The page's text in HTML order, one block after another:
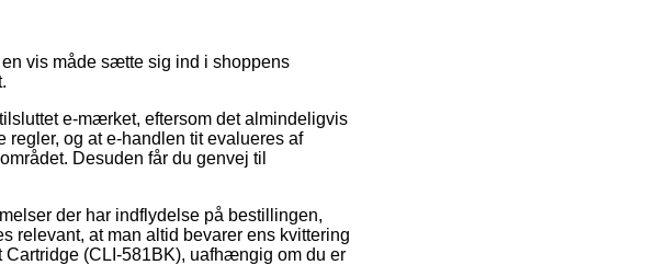
vis måde sætte sig ind i shoppens
e-mærket, eftersom det almindeligvis
og at e-handlen tit evalueres af
Desuden får du genvej til
der har indflydelse på bestillingen,
relevant, at man altid bevarer ens kvittering
Cartridge (CLI-581BK), uafhængig om du er